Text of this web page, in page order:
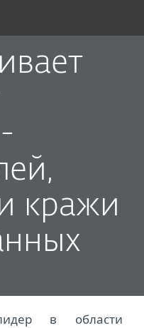
кражи
в области